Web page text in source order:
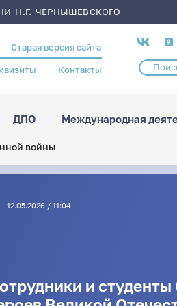
Н.Г. ЧЕРНЫШЕВСКОГО
Старая версия сайта
Контакты
Социальные
сети
ДПО Международная
войны
12.05.2026 / 11:04
и